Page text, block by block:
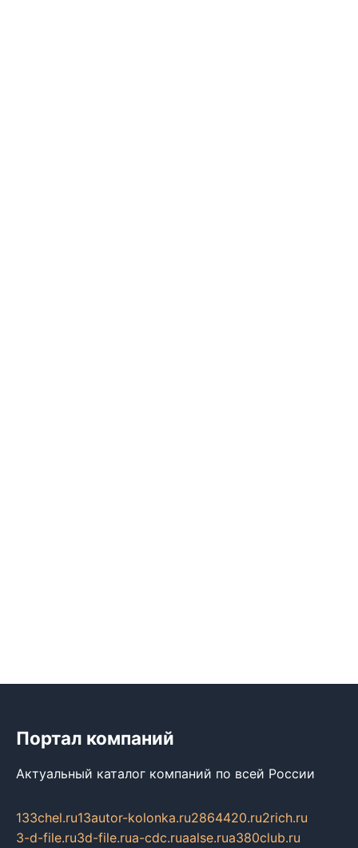
Портал компаний
Актуальный каталог компаний по всей России
133chel.ru13autor-kolonka.ru2864420.ru2rich.ru
3-d-file.ru3d-file.rua-cdc.ruaalse.rua380club.ru